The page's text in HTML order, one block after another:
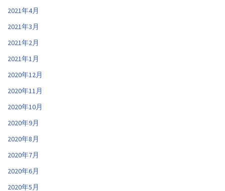
2021年4月
2021年3月
2021年2月
2021年1月
2020年12月
2020年11月
2020年10月
2020年9月
2020年8月
2020年7月
2020年6月
2020年5月